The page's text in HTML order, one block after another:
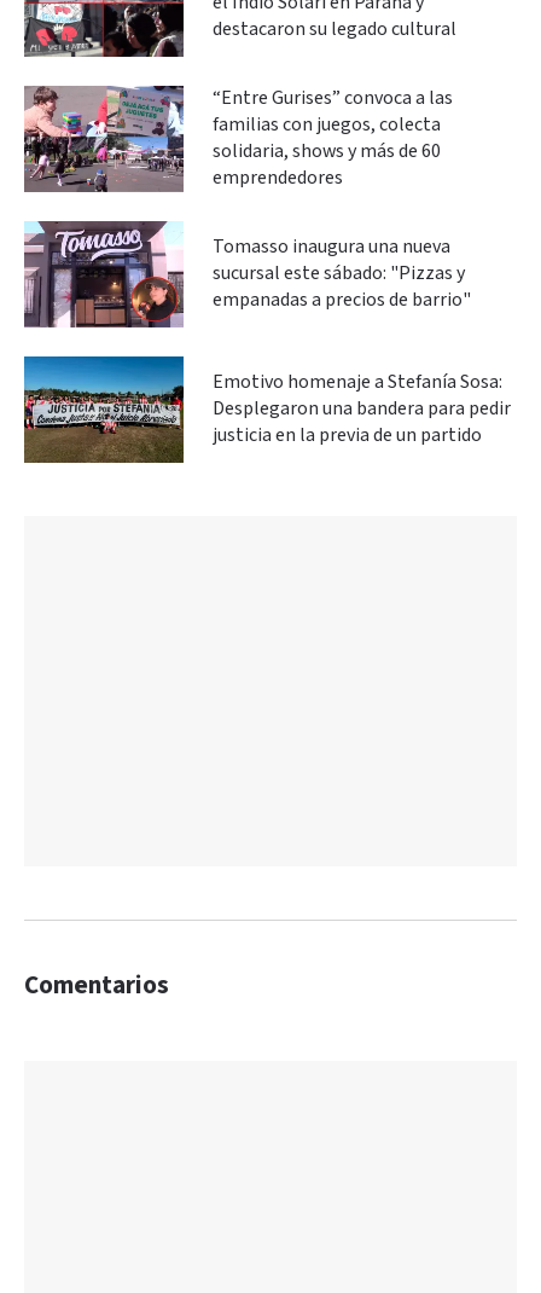
destacaron su legado cultural
“Entre Gurises” convoca a las
familias con juegos, colecta
solidaria, shows y más de 60
emprendedores
Tomasso inaugura una nueva
sucursal este sábado: "Pizzas y
empanadas a precios de barrio"
Emotivo homenaje a Stefanía Sosa:
Desplegaron una bandera para pedir
justicia en la previa de un partido
Comentarios